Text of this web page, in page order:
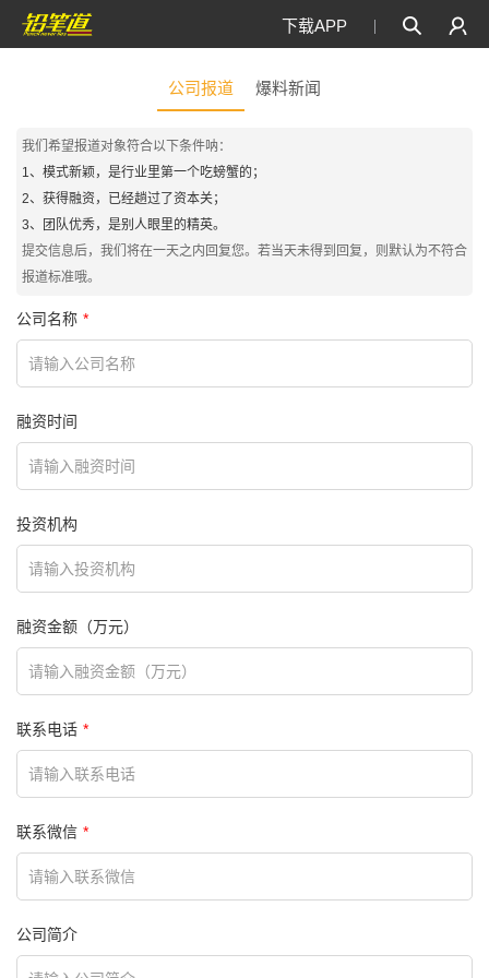
下载APP
公司报道 爆料新闻
我们希望报道对象符合以下条件呐：
1、模式新颖，是行业里第一个吃螃蟹的；
2、获得融资，已经趟过了资本关；
3、团队优秀，是别人眼里的精英。
提交信息后，我们将在一天之内回复您。若当天未得到回复，则默认为不符合
报道标准哦。
公司名称
融资时间
投资机构
融资金额（万元）
联系电话
联系微信
公司简介